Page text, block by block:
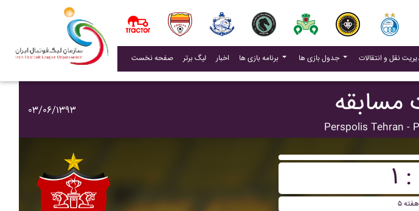
صفحه نخست لیگ برتر اخبار(current) برنامه بازی ها جدول بازی ها نقل و انتقالات
۰۳/۰۶/۱۳۹۳ مسابقه
Perspolis Tehran -
: ۱
هفته ۵